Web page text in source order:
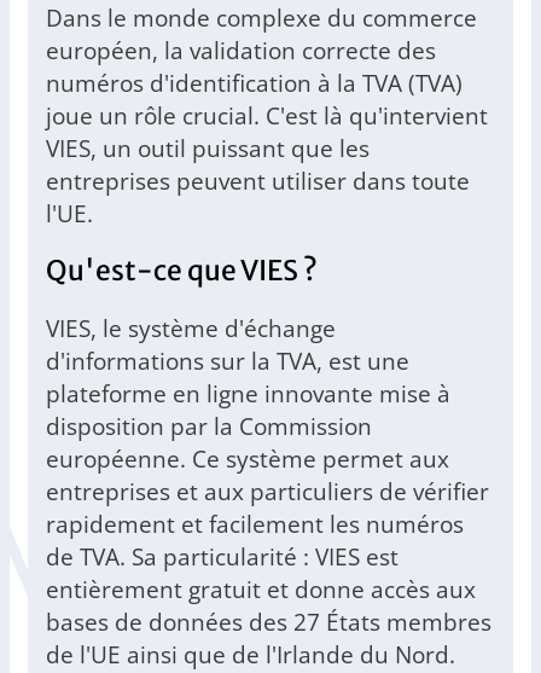
Dans le monde complexe du commerce
européen, la validation correcte des
numéros d'identification à la TVA (TVA)
joue un rôle crucial. C'est là qu'intervient
VIES, un outil puissant que les
entreprises peuvent utiliser dans toute
l'UE.
Qu'est-ce que VIES ?
VIES, le système d'échange
d'informations sur la TVA, est une
plateforme en ligne innovante mise à
disposition par la Commission
européenne. Ce système permet aux
entreprises et aux particuliers de vérifier
rapidement et facilement les numéros
de TVA. Sa particularité : VIES est
entièrement gratuit et donne accès aux
bases de données des 27 États membres
de l'UE ainsi que de l'Irlande du Nord.